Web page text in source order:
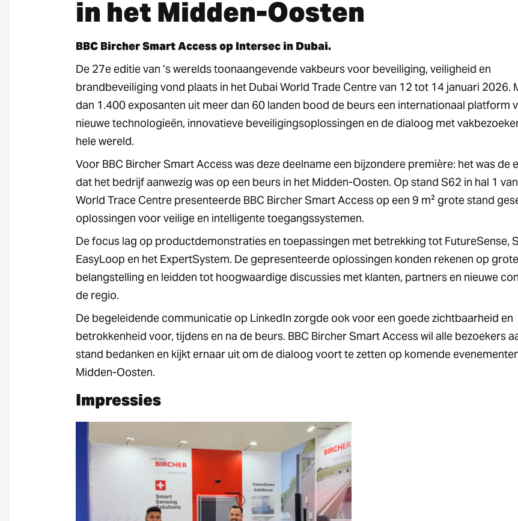
in het Midden-Oosten
BBC Bircher Smart Access op Intersec in Dubai.
De 27e editie van ’s werelds toonaangevende vakbeurs voor beveiliging, veiligheid en
brandbeveiliging vond plaats in het Dubai World Trade Centre van 12 tot 14 januari 2026.
dan 1.400 exposanten uit meer dan 60 landen bood de beurs een internationaal platform
nieuwe technologieën, innovatieve beveiligingsoplossingen en de dialoog met
hele wereld.
Voor BBC Bircher Smart Access was deze deelname een bijzondere première: het was de
dat het bedrijf aanwezig was op een beurs in het Midden-Oosten. Op stand S62 in hal 1
World Trace Centre presenteerde BBC Bircher Smart Access op een 9 m² grote stand
oplossingen voor veilige en intelligente toegangssystemen.
De focus lag op productdemonstraties en toepassingen met betrekking tot FutureSense,
EasyLoop en het ExpertSystem. De gepresenteerde oplossingen konden rekenen op grote
belangstelling en leidden tot hoogwaardige discussies met klanten, partners en nieuwe
de regio.
De begeleidende communicatie op LinkedIn zorgde ook voor een goede zichtbaarheid en
betrokkenheid voor, tijdens en na de beurs. BBC Bircher Smart Access wil alle bezoekers
stand bedanken en kijkt ernaar uit om de dialoog voort te zetten op komende
Midden-Oosten.
Impressies